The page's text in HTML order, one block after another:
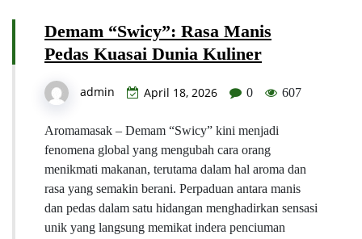
Demam “Swicy”: Rasa Manis
Pedas Kuasai Dunia Kuliner
admin April 18, 2026 0 607
Aromamasak – Demam “Swicy” kini menjadi
fenomena global yang mengubah cara orang
menikmati makanan, terutama dalam hal aroma dan
rasa yang semakin berani. Perpaduan antara manis
dan pedas dalam satu hidangan menghadirkan sensasi
unik yang langsung memikat indera penciuman